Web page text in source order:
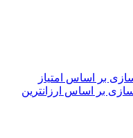
بر اساس امتیاز
بر اساس ارزانترین